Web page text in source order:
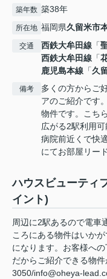
築年数 築38年
所在地 福岡県久留米市
交通 西鉄大牟田線 「
西鉄大牟田線 「
鹿児島本線 「久
備考
多くの方からご
アのご紹介です
物件です。こち
広がる2駅利用
病院前近くで快
にてお部屋リー
ハウスビューティ
イント)
周辺に2駅あるので電車
ころにある物件はいか
になります。お客様へ
だからご紹介できる物
3050/info@oheya-